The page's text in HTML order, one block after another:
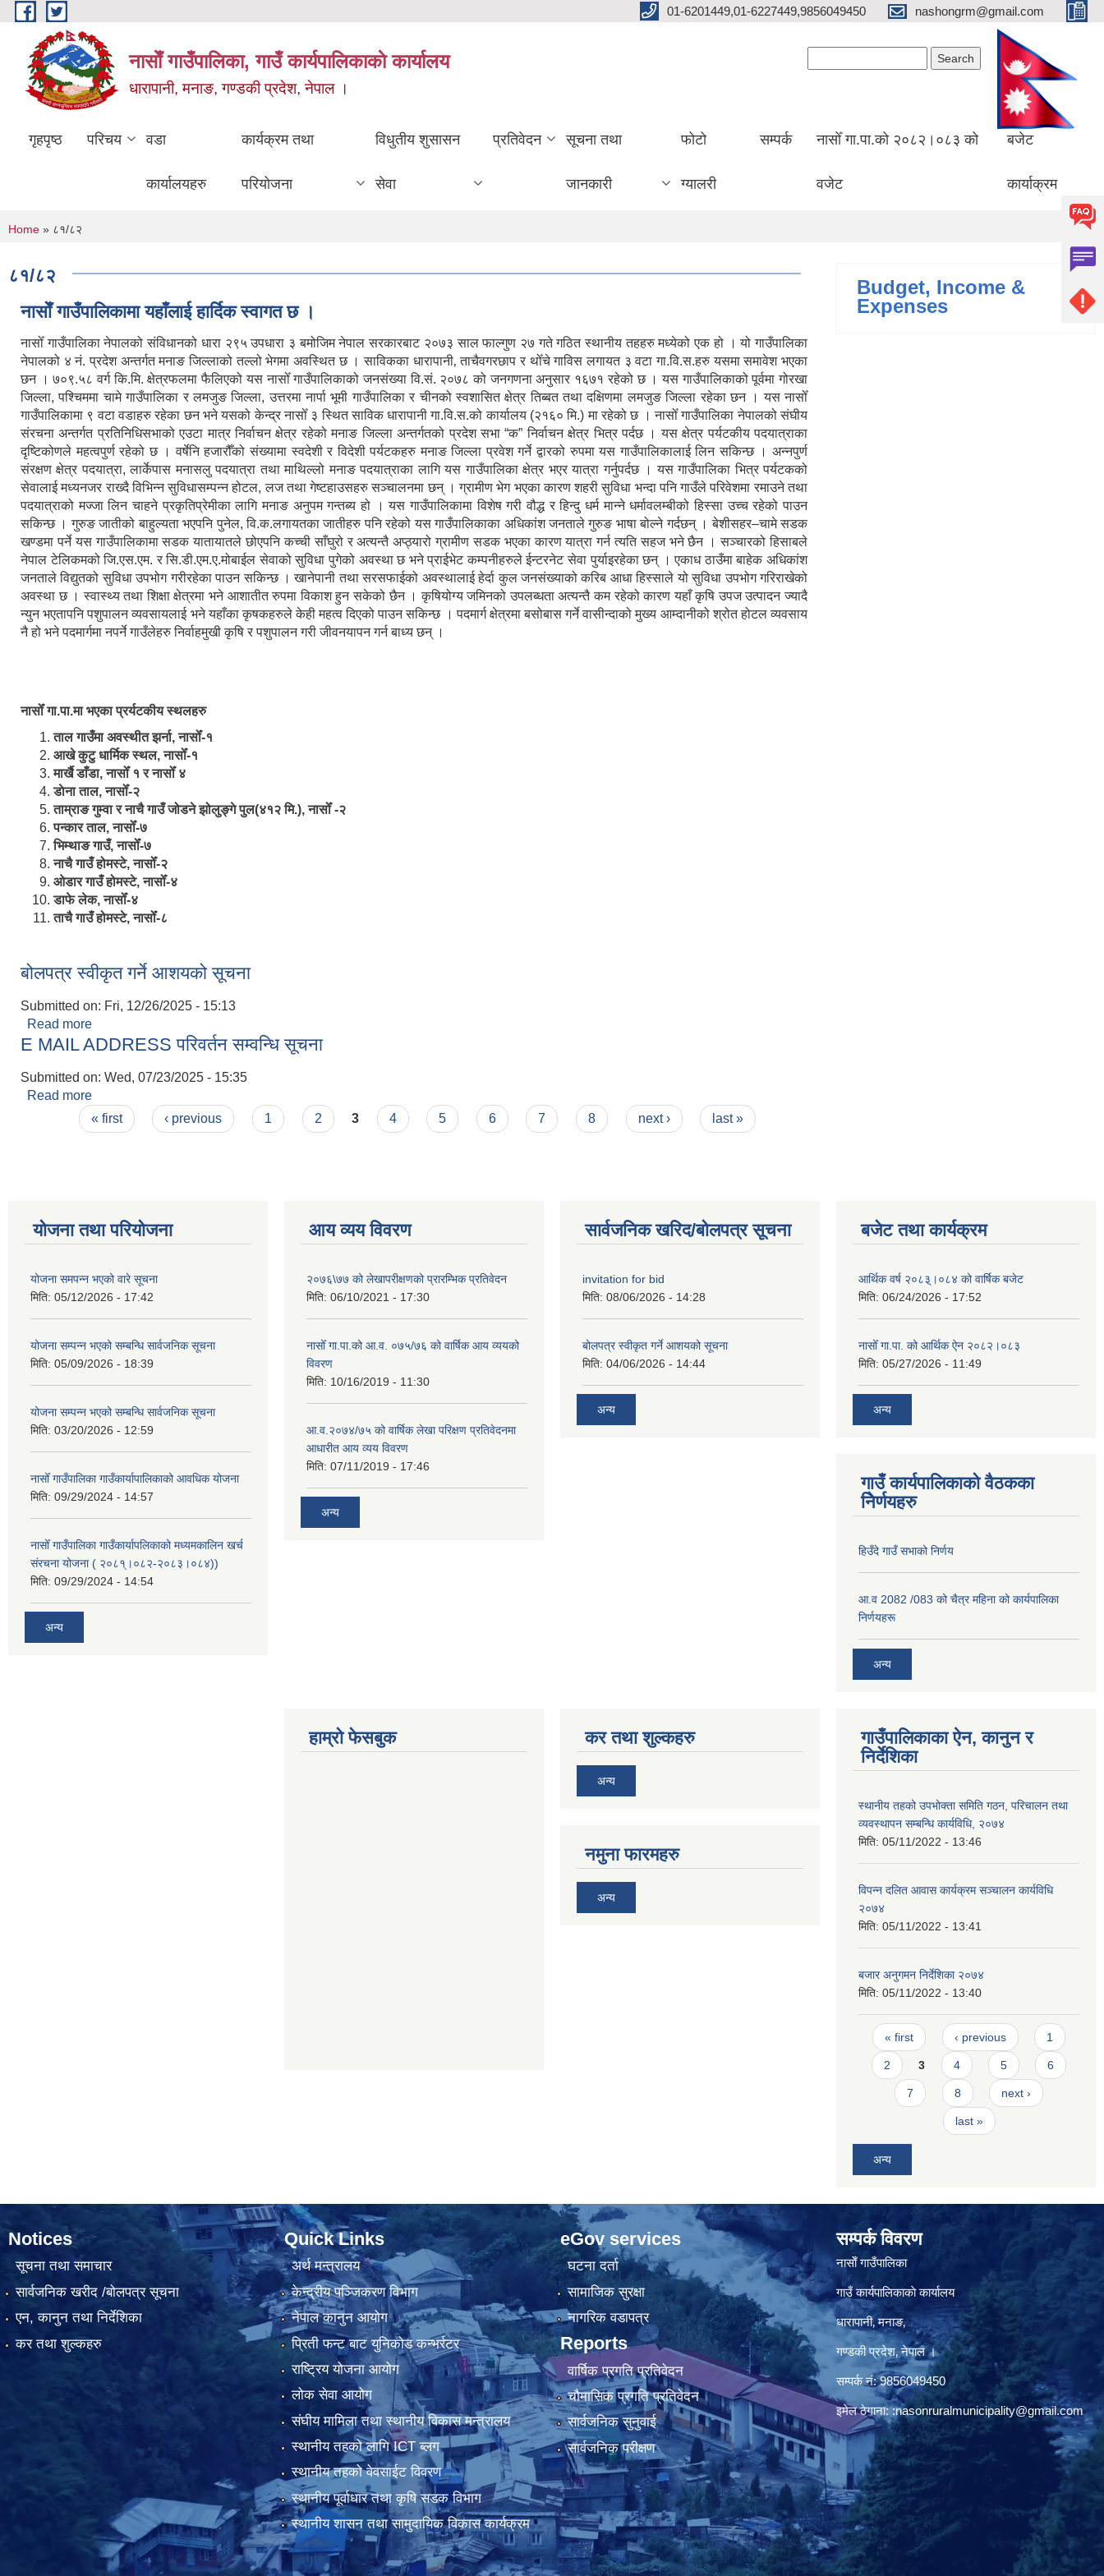
Skip to main content 01-6201449,01-6227449,9856049450 nashongrm@gmail.com
नासाेँ गाउँपालिका, गाउँ कार्यपालिकाकाे कार्यालय
धारापानी, मनाङ, गण्डकी प्रदेश, नेपाल ।
गृहपृष्ठ परिचय वडा
कार्यालयहरु
कार्यक्रम तथा
परियोजना
विधुतीय शुसासन
सेवा
प्रतिवेदन सूचना तथा
जानकारी
फोटो
ग्यालरी
सम्पर्क नासोँ गा.पा.को २०८२।०८३ को
वजेट
बजेट
कार्याक्रम
You are here
Home » ८१/८२
८१/८२
नासाेँ गाउँपालिकामा यहाँलाई हार्दिक स्वागत छ ।
नासोँ गाउँपालिका नेपालको संविधानको धारा २९५ उपधारा ३ बमोजिम नेपाल सरकारबाट २०७३ साल फाल्गुण २७ गते गठित स्थानीय तहहरु मध्येको एक हो । यो गाउँपालिका
नेपालको ४ नं. प्रदेश अन्तर्गत मनाङ जिल्लाको तल्लो भेगमा अवस्थित छ । साविकका धारापानी‚ ताचैवगरछाप र थोँचे गाविस लगायत ३ वटा गा.वि.स.हरु यसमा समावेश भएका
छन । ७०९.५८ वर्ग कि.मि. क्षेत्रफलमा फैलिएको यस नासोँ गाउँपालिकाको जनसंख्या वि.सं. २०७८ को जनगणना अनुसार १६७१ रहेको छ । यस गाउँपालिकाको पूर्वमा गोरखा
जिल्ला, पश्चिममा चामे गाउँपालिका र लमजुङ जिल्ला, उत्तरमा नार्पा भूमी गाउँपालिका र चीनको स्वशासित क्षेत्र तिब्बत तथा दक्षिणमा लमजुङ जिल्ला रहेका छन । यस नासोँ
गाउँपालिकामा ९ वटा वडाहरु रहेका छन भने यसको केन्द्र नासोँ ३ स्थित साविक धारापानी गा.वि.स.को कार्यालय (२१६० मि.) मा रहेको छ । नासोँ गाउँपालिका नेपालको संघीय
संरचना अन्तर्गत प्रतिनिधिसभाको एउटा मात्र निर्वाचन क्षेत्र रहेको मनाङ जिल्ला अन्तर्गतको प्रदेश सभा “क” निर्वाचन क्षेत्र भित्र पर्दछ । यस क्षेत्र पर्यटकीय पदयात्राका
दृष्टिकोणले महत्वपुर्ण रहेको छ । वर्षेनि हजारौँको संख्यामा स्वदेशी र विदेशी पर्यटकहरु मनाङ जिल्ला प्रवेश गर्ने द्वारको रुपमा यस गाउँपालिकालाई लिन सकिन्छ । अन्नपुर्ण
संरक्षण क्षेत्र पदयात्रा, लार्केपास मनासलु पदयात्रा तथा माथिल्लो मनाङ पदयात्राका लागि यस गाउँपालिका क्षेत्र भएर यात्रा गर्नुपर्दछ । यस गाउँपालिका भित्र पर्यटकको
सेवालाई मध्यनजर राख्दै विभिन्न सुविधासम्पन्न होटल, लज तथा गेष्टहाउसहरु सञ्चालनमा छन् । ग्रामीण भेग भएका कारण शहरी सुविधा भन्दा पनि गाउँले परिवेशमा रमाउने तथा
पदयात्राको मज्जा लिन चाहने प्रकृतिप्रेमीका लागि मनाङ अनुपम गन्तब्य हो । यस गाउँपालिकामा विशेष गरी वौद्ध र हिन्दु धर्म मान्ने धर्मावलम्बीको हिस्सा उच्च रहेको पाउन
सकिन्छ । गुरुङ जातीको बाहुल्यता भएपनि पुनेल, वि.क.लगायतका जातीहरु पनि रहेको यस गाउँपालिकाका अधिकांश जनताले गुरुङ भाषा बोल्ने गर्दछन् । बेशीसहर–चामे सडक
खण्डमा पर्ने यस गाउँपालिकामा सडक यातायातले छोएपनि कच्ची साँघुरो र अत्यन्तै अप्ठ्यारो ग्रामीण सडक भएका कारण यात्रा गर्न त्यति सहज भने छैन । सञ्चारको हिसाबले
नेपाल टेलिकमको जि.एस.एम. र सि.डी.एम.ए.मोबाईल सेवाको सुविधा पुगेको अवस्था छ भने प्राईभेट कम्पनीहरुले ईन्टरनेट सेवा पुर्याइरहेका छन् । एकाध ठाउँमा बाहेक अधिकांश
जनताले विद्युतको सुविधा उपभोग गरीरहेका पाउन सकिन्छ । खानेपानी तथा सरसफाईको अवस्थालाई हेर्दा कुल जनसंख्याको करिब आधा हिस्साले यो सुविधा उपभोग गरिराखेको
अवस्था छ । स्वास्थ्य तथा शिक्षा क्षेत्रमा भने आशातीत रुपमा विकाश हुन सकेको छैन । कृषियोग्य जमिनको उपलब्धता अत्यन्तै कम रहेको कारण यहाँ कृषि उपज उत्पादन ज्यादै
न्युन भएतापनि पशुपालन व्यवसायलाई भने यहाँका कृषकहरुले केही महत्व दिएको पाउन सकिन्छ । पदमार्ग क्षेत्रमा बसोबास गर्ने वासीन्दाको मुख्य आम्दानीको श्रोत होटल व्यवसाय
नै हो भने पदमार्गमा नपर्ने गाउँलेहरु निर्वाहमुखी कृषि र पशुपालन गरी जीवनयापन गर्न बाध्य छन् ।
नासोँ गा.पा.मा भएका प्रर्यटकीय स्थलहरु
ताल गाउँमा अवस्थीत झर्ना, नासोँ-१
आखे कुटु धार्मिक स्थल, नासोँ-१
मार्खै डाँडा, नासोँ १ र नासोँ ४
डाेना ताल, नासोँ-२
ताम्राङ गुम्वा र नाचै गाउँ जोडने झोलुङ्गे पुल(४१२ मि.), नासोँ -२
पन्कार ताल, नासोँ-७
भिम्थाङ गाउँ, नासोँ-७
नाचै गाउँ होमस्टे, नासोँ-२
ओ‍‍‌डार गाउँ होमस्टे, नासोँ-४
डाफे लेक, नासोँ-४
ताचै गाउँ होमस्टे, नासोँ-८
बोलपत्र स्वीकृत गर्ने आशयको सूचना
Submitted on: Fri, 12/26/2025 - 15:13
Read more
E MAIL ADDRESS परिवर्तन सम्वन्धि सूचना
Submitted on: Wed, 07/23/2025 - 15:35
Read more
Pages « first ‹ previous 1 2 3 4 5 6 7 8 next › last »
Budget, Income &
Expenses
योजना तथा परियोजना
योजना समपन्न भएको वारे सूचना
मिति: 05/12/2026 - 17:42
योजना सम्पन्न भएको सम्बन्धि सार्वजनिक सूचना
मिति: 05/09/2026 - 18:39
योजना सम्पन्न भएको सम्बन्धि सार्वजनिक सूचना
मिति: 03/20/2026 - 12:59
नासोँ गाउँपालिका गाउँकार्यापालिकाको आवधिक योजना
मिति: 09/29/2024 - 14:57
नासोँ गाउँपालिका गाउँकार्यापलिकाको मध्यमकालिन खर्च
संरचना योजना ( २०८१्।०८२-२०८३।०८४))
मिति: 09/29/2024 - 14:54
अन्य
आय व्यय विवरण
२०७६\७७ को लेखापरीक्षणको प्रारम्भिक प्रतिवेदन
मिति: 06/10/2021 - 17:30
नासोँ गा.पा.को आ.व. ०७५/७६ को वार्षिक आय व्ययको
विवरण
मिति: 10/16/2019 - 11:30
आ.व.२०७४/७५ को वार्षिक लेखा परिक्षण प्रतिवेदनमा
आधारीत आय व्यय विवरण
मिति: 07/11/2019 - 17:46
अन्य
सार्वजनिक खरिद/बोलपत्र सूचना
invitation for bid
मिति: 08/06/2026 - 14:28
बोलपत्र स्वीकृत गर्ने आशयको सूचना
मिति: 04/06/2026 - 14:44
अन्य
बजेट तथा कार्यक्रम
आर्थिक वर्ष २०८३्।०८४ को वार्षिक बजेट
मिति: 06/24/2026 - 17:52
नासोँ गा.पा. को आर्थिक ऐन २०८२।०८३
मिति: 05/27/2026 - 11:49
अन्य
गाउँ कार्यपालिकाको वैठकका
निेर्णयहरु
हिउँदे गाउँ सभाको निर्णय
आ.व 2082 /083 को चैत्र महिना को कार्यपालिका
निर्णयहरू
अन्य
हाम्रो फेसबुक कर तथा शुल्कहरु
अन्य
नमुना फारमहरु
अन्य
गाउँपालिकाका ऐन, कानुन र
निर्देशिका
स्थानीय तहको उपभोक्ता समिति गठन, परिचालन तथा
व्यवस्थापन सम्बन्धि कार्यविधि, २०७४
मिति: 05/11/2022 - 13:46
विपन्न दलित आवास कार्यक्रम सञ्चालन कार्यविधि
२०७४
मिति: 05/11/2022 - 13:41
बजार अनुगमन निर्देशिका २०७४
मिति: 05/11/2022 - 13:40
Pages
« first ‹ previous 1
2 3 4 5 6
7 8 next ›
last »
अन्य
Notices
सूचना तथा समाचार
सार्वजनिक खरीद /बोलपत्र सूचना
एन, कानुन तथा निर्देशिका
कर तथा शुल्कहरु
Quick Links
अर्थ मन्त्रालय
केन्द्रीय पञ्जिकरण विभाग
नेपाल कानुन आयोग
प्रिती फन्ट बाट युनिकोड कन्भर्रटर
राष्ट्रिय योजना आयोग
लोक सेवा आयोग
संघीय मामिला तथा स्थानीय विकास मन्त्रालय
स्थानीय तहको लागि ICT ब्लग
स्थानीय तहको वेवसाईट विवरण
स्थानीय पूर्वाधार तथा कृषि सडक विभाग
स्थानीय शासन तथा सामुदायिक विकास कार्यक्रम
eGov services
घटना दर्ता
सामाजिक सुरक्षा
नागरिक वडापत्र
Reports
वार्षिक प्रगति प्रतिवेदन
चौमासिक प्रगति प्रतिवेदन
सार्वजनिक सुनुवाई
सार्वजनिक परीक्षण
सम्पर्क विवरण
नासाेँ गाउँपालिका
गाउँ कार्यपालिकाकाे कार्यालय
धारापानी‚ मनाङ‚
गण्डकी प्रदेश‚ नेपाल ।
सम्पर्क न‌ं‍: 9856049450
इमेल ठेगाना::nasonruralmunicipality@gmail.com